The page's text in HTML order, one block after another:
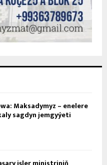
Maksadymyz – enelere
sagdyn jemgyýeti